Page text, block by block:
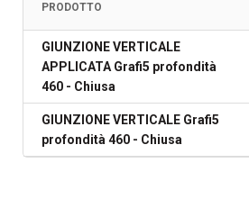
PRODOTTO
GIUNZIONE VERTICALE
APPLICATA Grafi5 profondità
460 - Chiusa
GIUNZIONE VERTICALE Grafi5
profondità 460 - Chiusa